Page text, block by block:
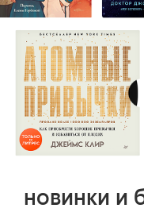
новинки и